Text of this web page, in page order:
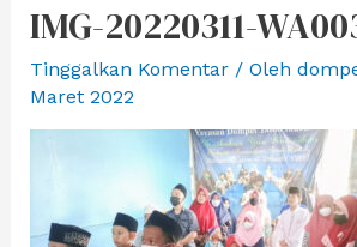
IMG-20220311-
Tinggalkan Komentar / Oleh
Maret 2022